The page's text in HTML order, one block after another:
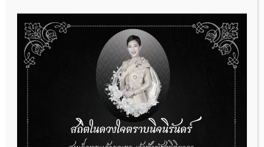
ผู้ประกอบการผลิต และ นักวิจัย ที่ต้องการขึ้นทะเบียนเครื่องมือแพทย์
ต้องทำอย่างไรบ้าง
22 กรกฎาคม 2026
กองควบคุมเครื่องมือแพทย์ เปิดรับฟังความคิดเห็นหลักการยกร่าง
กฎหมาย จำนวน 3 ฉบับ ผ่านระบบกลางทางกฎหมาย
22 กรกฎาคม 2026